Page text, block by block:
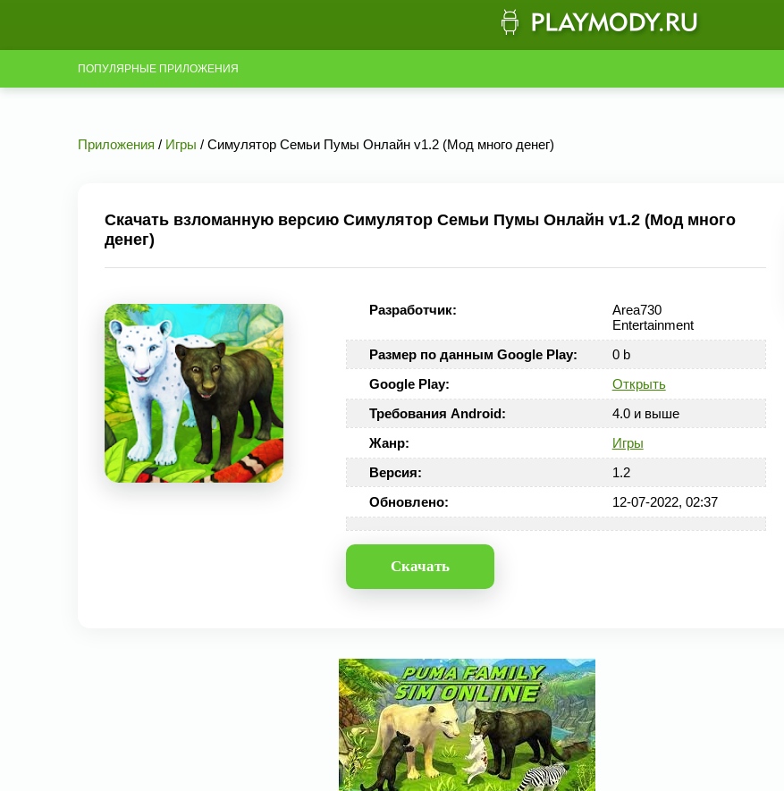
ПОПУЛЯРНЫЕ ПРИЛОЖЕНИЯ
Приложения / Игры / Симулятор Семьи Пумы Онлайн v1.2 (Мод много денег)
Скачать взломанную версию Симулятор Семьи Пумы Онлайн v1.2 (Мод много
денег)
Разработчик:
Area730
Entertainment
Размер по данным Google Play:
0 b
Google Play:
Открыть
Требования Android:
4.0 и выше
Жанр:
Игры
Версия:
1.2
Обновлено:
12-07-2022, 02:37
Скачать